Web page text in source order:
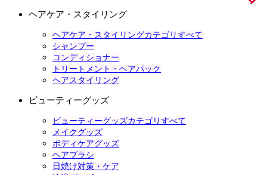
ヘアケア・スタイリング
ヘアケア・スタイリングカテゴリすべて
シャンプー
コンディショナー
トリートメント・ヘアパック
ヘアスタイリング
ビューティーグッズ
ビューティーグッズカテゴリすべて
メイクグッズ
ボディケアグッズ
ヘアブラシ
日焼け対策・ケア